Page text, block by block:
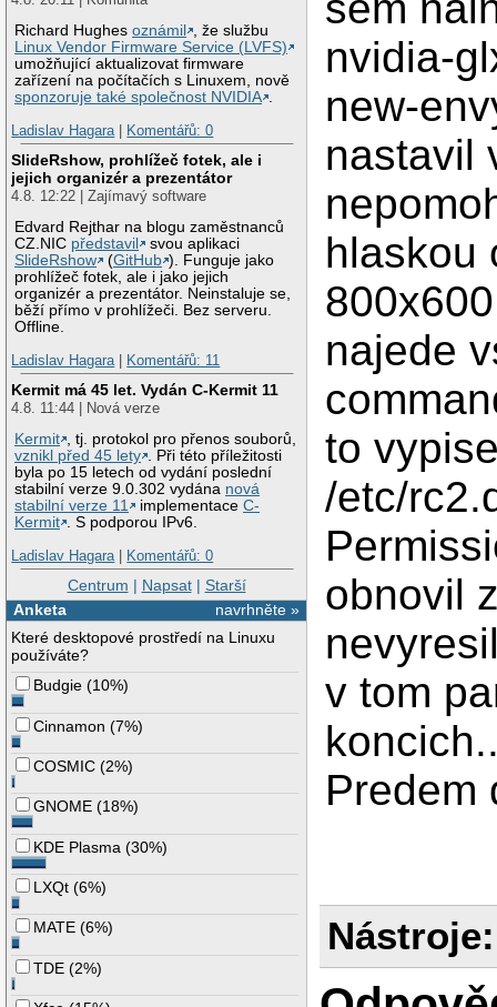
Richard Hughesoznámil
, že službu
Linux Vendor Firmware Service (LVFS)
umožňující aktualizovat firmware
zařízení na počítačích s Linuxem, nově
sponzoruje také společnost NVIDIA .
Ladislav Hagara| Komentářů: 0
SlideRshow, prohlížeč fotek, ale i
jejich organizér a prezentátor
4.8. 12:22 | Zajímavý software
Edvard Rejthar na blogu zaměstnanců
CZ.NIC představil
svou aplikaci
SlideRshow
(GitHub ). Funguje jako
prohlížeč fotek, ale i jako jejich
organizér a prezentátor. Neinstaluje se,
běží přímo v prohlížeči. Bez serveru.
Offline.
Ladislav Hagara| Komentářů: 11
Kermit má 45 let. Vydán C-Kermit 11
4.8. 11:44 | Nová verze
Kermit , tj. protokol pro přenos souborů,
vznikl před 45 lety . Při této příležitosti
byla po 15 letech od vydání poslední
stabilní verze 9.0.302 vydána nová
stabilní verze 11
implementaceC-
Kermit . S podporou IPv6.
Ladislav Hagara| Komentářů: 0
Centrum | Napsat| Starší
navrhněte »
Anketa
Které desktopové prostředí na Linuxu
používáte?
Budgie (10%)
Cinnamon (7%)
COSMIC (2%)
GNOME (18%)
KDE Plasma (30%)
LXQt (6%)
MATE (6%)
TDE (2%)
nvidia-
new-
nastavil
hlaskou
najede
to
/etc/
obnovil
v tom
Predem
Nástroje: